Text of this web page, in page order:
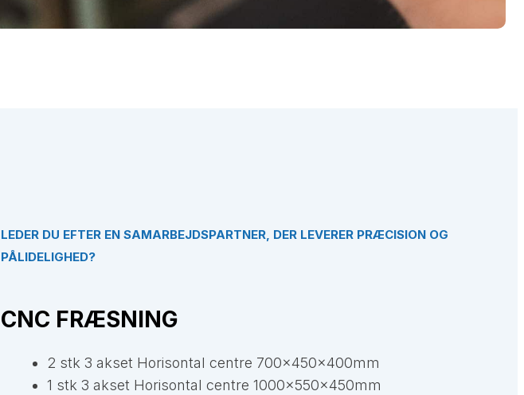
CNC FRÆSNING
2 stk 3 akset Horisontal centre 700x450x400mm​
1 stk 3 akset Horisontal centre 1000x550x450mm
LEDER DU EFTER EN SAMARBEJDSPARTNER, DER LEVERER PRÆCISION OG
PÅLIDELIGHED?